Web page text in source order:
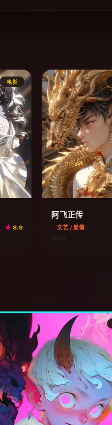
电影
★ 8.9
阿飞正传
文艺 / 爱情
1990